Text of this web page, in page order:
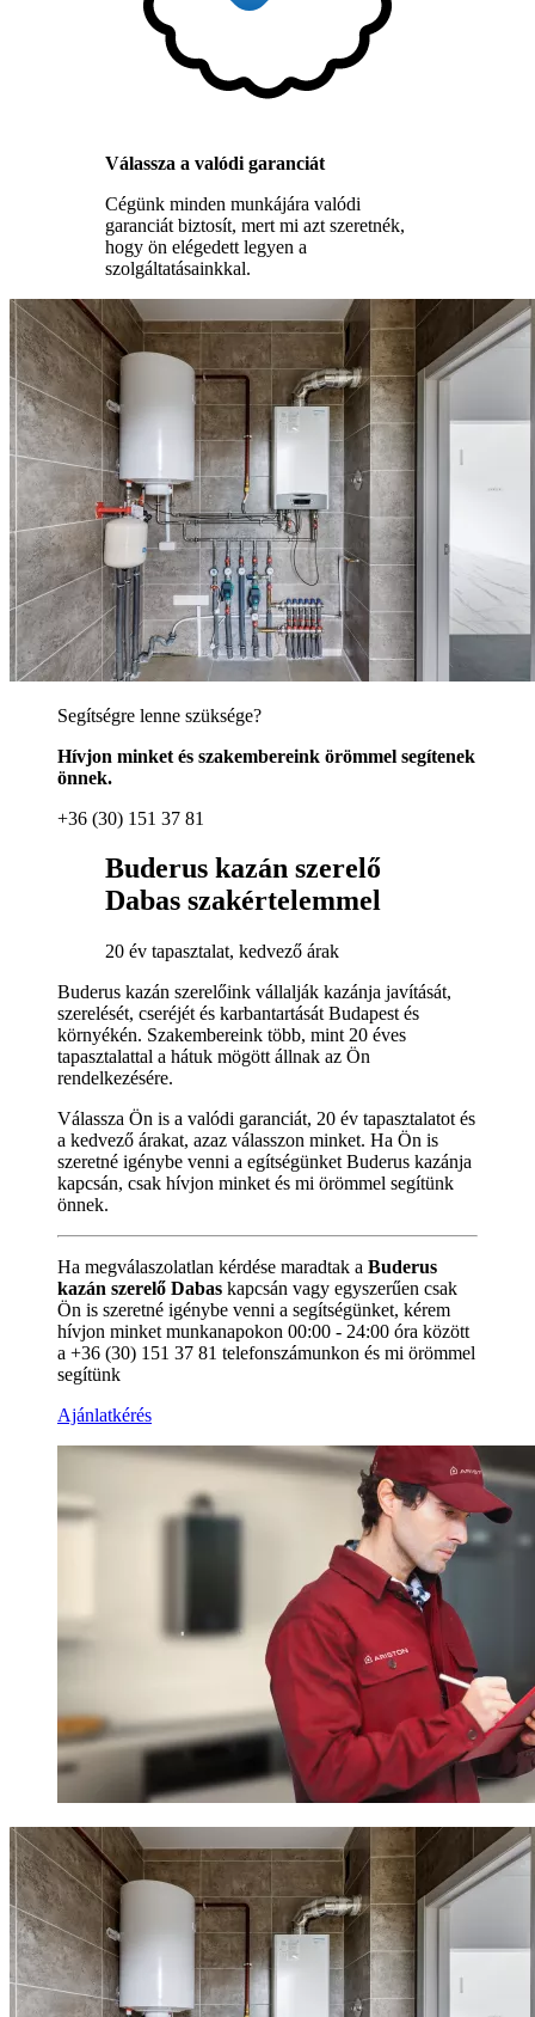
Válassza a valódi garanciát
Cégünk minden munkájára valódi
garanciát biztosít, mert mi azt szeretnék,
hogy ön elégedett legyen a
szolgáltatásainkkal.
Segítségre lenne szüksége?
Hívjon minket és szakembereink örömmel segítenek
önnek.
+36 (30) 151 37 81
Buderus kazán szerelő
Dabas szakértelemmel
20 év tapasztalat, kedvező árak
Buderus kazán szerelőink vállalják kazánja javítását,
szerelését, cseréjét és karbantartását Budapest és
környékén. Szakembereink több, mint 20 éves
tapasztalattal a hátuk mögött állnak az Ön
rendelkezésére.
Válassza Ön is a valódi garanciát, 20 év tapasztalatot és
a kedvező árakat, azaz válasszon minket. Ha Ön is
szeretné igénybe venni a egítségünket Buderus kazánja
kapcsán, csak hívjon minket és mi örömmel segítünk
önnek.
Ha megválaszolatlan kérdése maradtak a Buderus
kazán szerelő Dabas kapcsán vagy egyszerűen csak
Ön is szeretné igénybe venni a segítségünket, kérem
hívjon minket munkanapokon 00:00 - 24:00 óra között
a +36 (30) 151 37 81 telefonszámunkon és mi örömmel
segítünk
Ajánlatkérés